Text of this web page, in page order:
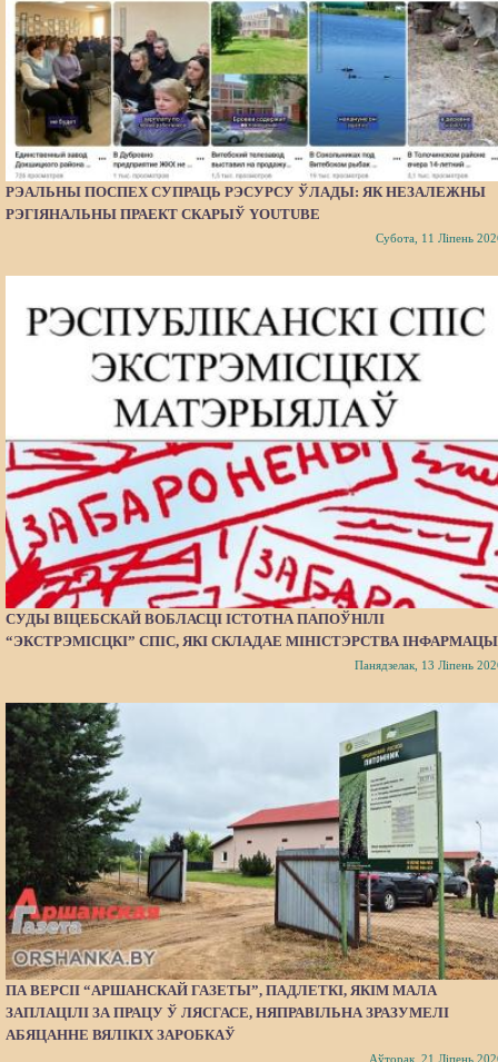
РЭАЛЬНЫ ПОСПЕХ СУПРАЦЬ РЭСУРСУ ЎЛАДЫ: ЯК НЕЗАЛЕЖНЫ
РЭГІЯНАЛЬНЫ ПРАЕКТ СКАРЫЎ YOUTUBE
Субота, 11 Ліпень
СУДЫ ВІЦЕБСКАЙ ВОБЛАСЦІ ІСТОТНА ПАПОЎНІЛІ
“ЭКСТРЭМІСЦКІ” СПІС, ЯКІ СКЛАДАЕ МІНІСТЭРСТВА
Панядзелак, 13 Ліпень
ПА ВЕРСІІ “АРШАНСКАЙ ГАЗЕТЫ”, ПАДЛЕТКІ, ЯКІМ МАЛА
ЗАПЛАЦІЛІ ЗА ПРАЦУ Ў ЛЯСГАСЕ, НЯПРАВІЛЬНА ЗРАЗУМЕЛІ
АБЯЦАННЕ ВЯЛІКІХ ЗАРОБКАЎ
Аўторак, 21 Ліпень